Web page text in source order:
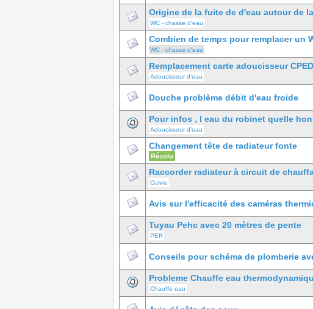
Origine de la fuite de d'eau autour de
WC - chasse d'eau
Combien de temps pour remplacer un
WC - chasse d'eau
Remplacement carte adoucisseur CPED
Adoucisseur d'eau
Douche problème débit d'eau froide
Pour infos , l eau du robinet quelle
Adoucisseur d'eau
Changement tête de radiateur fonte
Résolu
Raccorder radiateur à circuit de
Cuivre
Avis sur l'efficacité des caméras
Tuyau Pehc avec 20 mètres de pente
PER
Conseils pour schéma de plomberie
Probleme Chauffe eau
Chauffe eau